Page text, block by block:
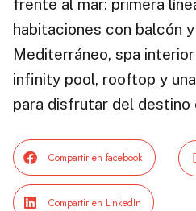
frente al mar: primera
habitaciones con balcón
Mediterráneo, spa
infinity pool, rooftop y
para disfrutar del destino
Compartir en facebook
Compartir en LinkedIn